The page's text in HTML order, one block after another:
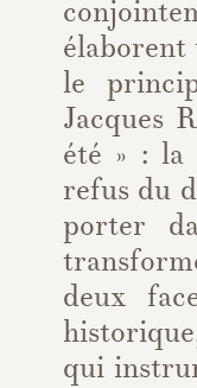
élaborent
le
Jacques
été » : la
refus du
porter
deux
qui